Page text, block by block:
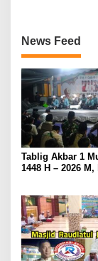
News Feed
Tablig Akbar 1
1448 H – 2026